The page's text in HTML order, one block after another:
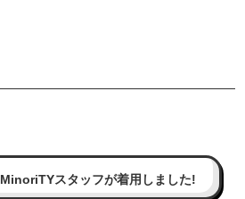
MinoriTYスタッフが着用しました!